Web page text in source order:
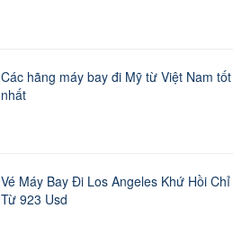
Các hãng máy bay đi Mỹ từ Việt Nam tốt
nhất
Vé Máy Bay Đi Los Angeles Khứ Hồi Chỉ
Từ 923 Usd